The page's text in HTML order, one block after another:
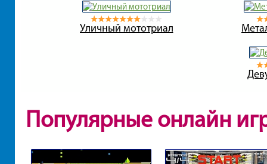
Уличный мототриал
Популярные онлайн